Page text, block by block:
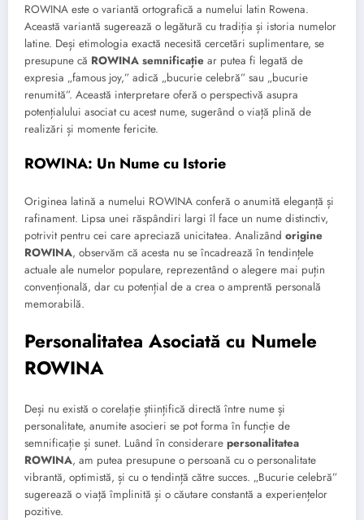
ROWINA este o variantă ortografică a numelui latin Rowena.
Această variantă sugerează o legătură cu tradiția și istoria numelor
latine. Deși etimologia exactă necesită cercetări suplimentare, se
presupune că ROWINA semnificație ar putea fi legată de
expresia „famous joy,” adică „bucurie celebră” sau „bucurie
renumită”. Această interpretare oferă o perspectivă asupra
potențialului asociat cu acest nume, sugerând o viață plină de
realizări și momente fericite.
ROWINA: Un Nume cu Istorie
Originea latină a numelui ROWINA conferă o anumită eleganță și
rafinament. Lipsa unei răspândiri largi îl face un nume distinctiv,
potrivit pentru cei care apreciază unicitatea. Analizând origine
ROWINA, observăm că acesta nu se încadrează în tendințele
actuale ale numelor populare, reprezentând o alegere mai puțin
convențională, dar cu potențial de a crea o amprentă personală
memorabilă.
Personalitatea Asociată cu Numele
ROWINA
Deși nu există o corelație științifică directă între nume și
personalitate, anumite asocieri se pot forma în funcție de
semnificație și sunet. Luând în considerare personalitatea
ROWINA, am putea presupune o persoană cu o personalitate
vibrantă, optimistă, și cu o tendință către succes. „Bucurie celebră”
sugerează o viață împlinită și o căutare constantă a experiențelor
pozitive.